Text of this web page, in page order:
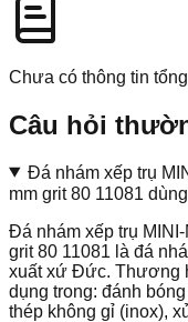
Chưa có thông tin
Câu hỏi
Đá nhám xếp trụ
mm grit 80 11081
Đá nhám xếp trụ
grit 80 11081 là đá
xuất xứ Đức. Thương
dụng trong: đánh
thép không gỉ (inox),